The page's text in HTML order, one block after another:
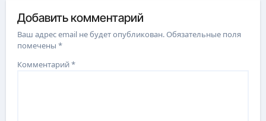
Добавить комментарий
Ваш адрес email не будет опубликован.Обязательные поля
помечены*
Комментарий*